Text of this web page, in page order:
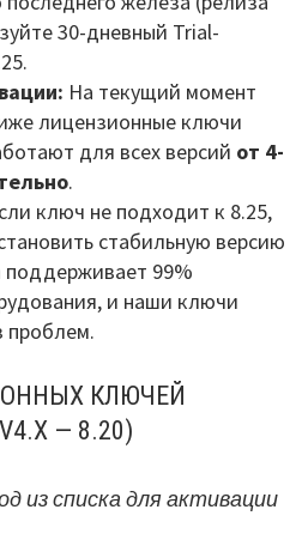
30-дневный Trial-
На текущий момент
лицензионные ключи
для всех версий от 4-
.
ключ не подходит к 8.25,
стабильную версию
поддерживает 99%
и наши ключи
проблем.
КЛЮЧЕЙ
— 8.20)
из списка для активации